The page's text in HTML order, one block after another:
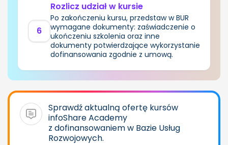
6
Rozlicz udział w kursie
Po zakończeniu kursu, przedstaw w BUR
wymagane dokumenty: zaświadczenie o
ukończeniu szkolenia oraz inne
dokumenty potwierdzające wykorzystanie
dofinansowania zgodnie z umową.
Sprawdź aktualną ofertę kursów
infoShare Academy
z dofinansowaniem w Bazie Usług
Rozwojowych.